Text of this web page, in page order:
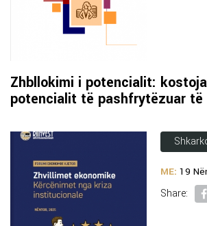
Zhbllokimi i potencialit:
potencialit të pashfrytëzuar të
ME: 19
Share: